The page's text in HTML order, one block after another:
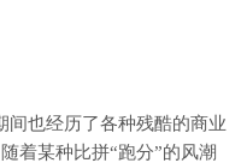
间也经历了各种残酷的商业
着某种比拼“跑分”的风潮